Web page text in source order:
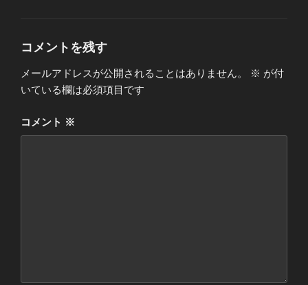
コメントを残す
メールアドレスが公開されることはありません。 ※ が付
いている欄は必須項目です
コメント ※